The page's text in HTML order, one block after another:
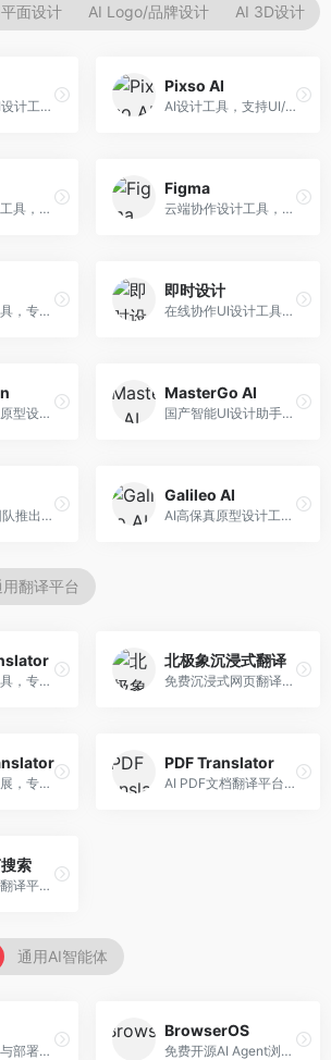
面设计 AI Logo/品牌设计 AI 3D设计
AI网页App UI设计工具，专注于快速界面生成。面向产品经理和设计师，提供线框图转UI、界面生成、设计优化等服务，设计速度快。
Pixso AI
AI设计工具，支持UI/UX设计全流程。面向设计师和产品团队，提供界面生成、设计优化、协作评审等服务，国产替代方案，团队协作便捷。
AI秒生原型稿工具，专注于快速原型设计。面向产品经理和设计师，提供原型生成、交互设计、团队协作等服务，原型制作效率高。
Figma
云端协作设计工具，整合AI设计辅助功能。面向UI/UX设计师和产品团队，提供界面设计、原型制作、团队协作等服务，协作功能强大，是UI设计领域的标杆产品。
AI产品设计工具，专注于用户体验优化。面向UX设计师，提供用户研究、设计建议、可用性测试等服务，UX设计支持完善。
即时设计
在线协作UI设计工具，整合AI设计功能。面向设计师和产品团队，提供界面设计、原型制作、设计资源库等服务，国产协作设计平台。
AI原生高保真原型设计工具，专注于智能设计生成。面向设计师，提供界面生成、设计优化、原型制作等服务，设计自动化程度高。
MasterGo AI
国产智能UI设计助手，专注于界面设计自动化。面向UI设计师，提供界面生成、组件设计、设计系统构建等服务，中文用户适配性好。
ProcessOn团队推出的产设研协作平台，整合设计与协作功能。面向产品团队，提供设计协作、文档管理、团队沟通等服务，产研协作便捷。
Galileo AI
AI高保真原型设计工具，专注于UI界面生成。面向设计师和产品团队，提供界面生成、交互设计、设计优化等服务，界面质量高。
用翻译平台
AI图像翻译工具，专注于图片文字翻译。面向设计师和电商从业者，提供图片文字识别、翻译、替换等服务，图像翻译效果好。
北极象沉浸式翻译
免费沉浸式网页翻译工具，专注于阅读体验。面向普通用户，提供网页双语翻译、文档翻译等服务，免费使用，翻译质量高。
AI双语翻译扩展，专注于浏览器翻译场景。面向外语内容阅读者，提供网页双语翻译、划词翻译等服务，浏览器集成便捷。
PDF Translator
AI PDF文档翻译平台，专注于文档本地化。面向商务人士，提供PDF翻译、格式保留、批量处理等服务，文档翻译专业。
索
跨语言AI搜索翻译平台，专注于信息获取。面向研究者和内容创作者，提供跨语言搜索、内容翻译、信息整合等服务，跨语言检索能力强。
通用AI智能体
AI智能体开发与部署平台，专注于语音交互智能体。面向开发者，提供语音智能体创建、部署服务、社区分享等功能，语音交互能力强。
BrowserOS
免费开源AI Agent浏览器，专注于浏览器自动化。面向开发者，提供浏览器控制、任务自动化、API接口等服务，开源免费。